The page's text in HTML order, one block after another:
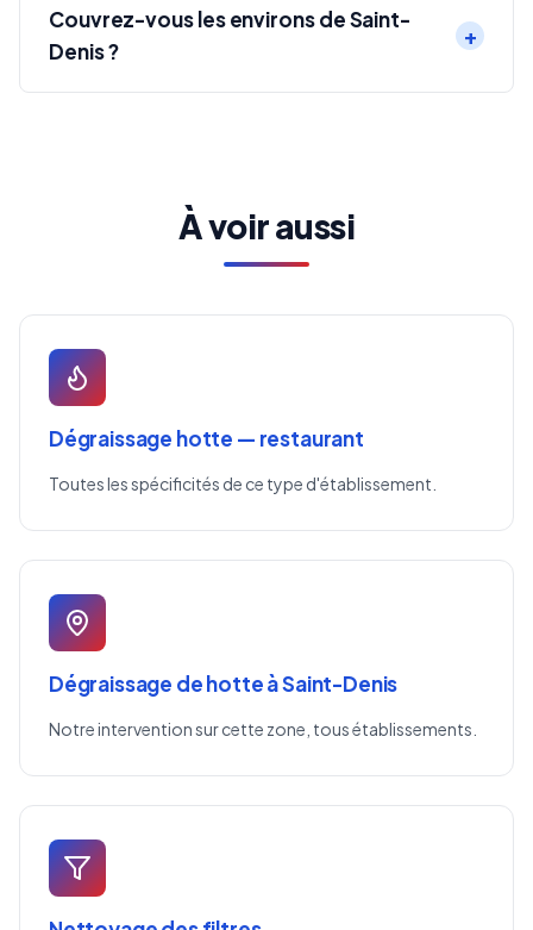
Couvrez-vous les environs de Saint-
Denis ?
À voir aussi
Dégraissage hotte — restaurant
Toutes les spécificités de ce type d'établissement.
Dégraissage de hotte à Saint-Denis
Notre intervention sur cette zone, tous établissements.